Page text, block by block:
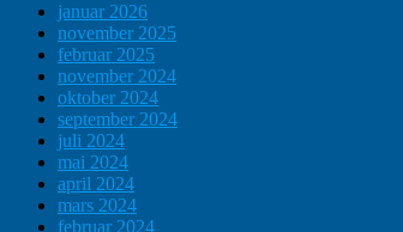
januar 2026
november 2025
februar 2025
november 2024
oktober 2024
september 2024
juli 2024
mai 2024
april 2024
mars 2024
februar 2024